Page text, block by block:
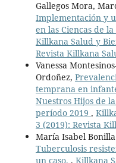
Gallegos Mora,
Implementación y
en las Ciencas de
Killkana Salud y
Revista Killkana
Vanessa
Ordoñez,
temprana en
Nuestros Hijos de
período 2019 ,
3 (2019): Revista
María Isabel Bonilla
Tuberculosis
un caso. , Killkana